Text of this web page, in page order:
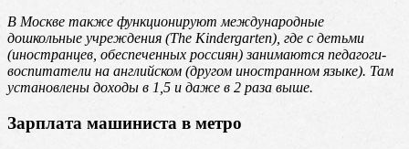
В Москве также функционируют международные
дошкольные учреждения (The Kindergarten), где с детьми
(иностранцев, обеспеченных россиян) занимаются педагоги-
воспитатели на английском (другом иностранном языке). Там
установлены доходы в 1,5 и даже в 2 раза выше.
Зарплата машиниста в метро